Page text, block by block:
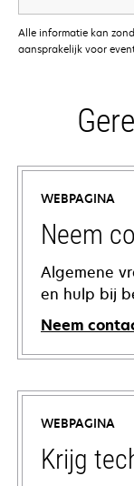
Alle informatie kan
aansprakelijk voor
WEBPAGINA
Neem
Algemene
en hulp bij
Neem
WEBPAGINA
Krijg